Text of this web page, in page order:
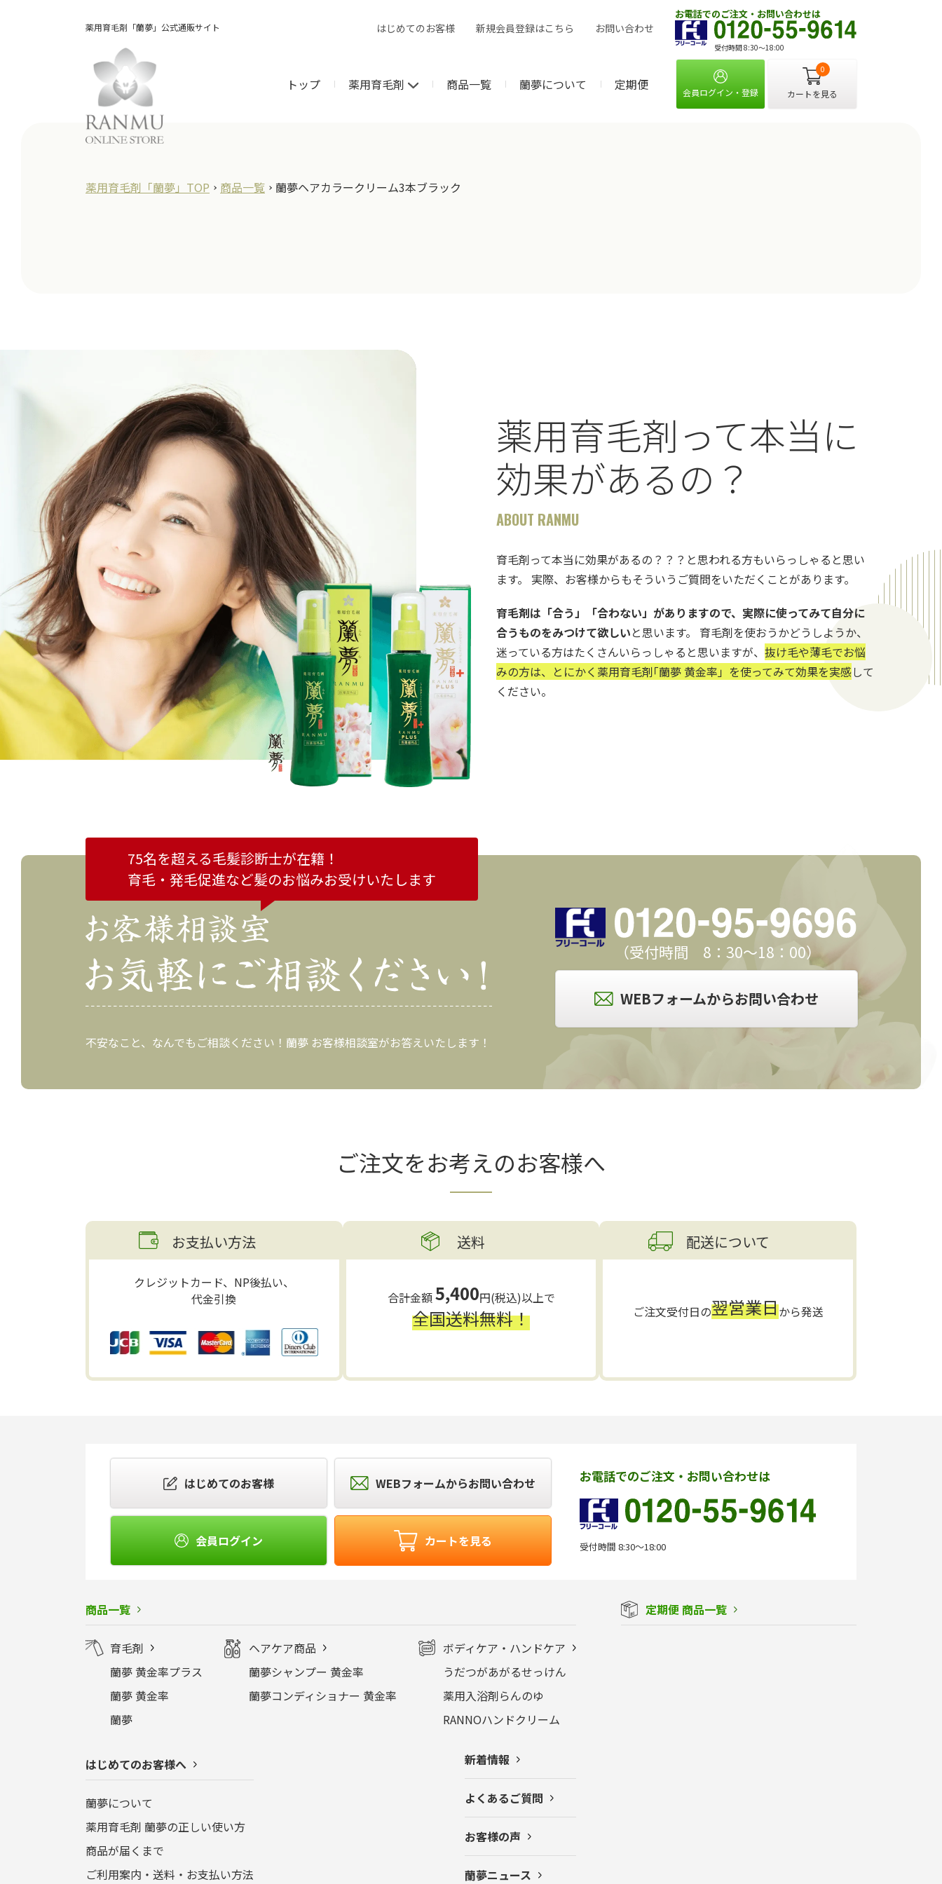
薬用育毛剤「蘭夢」公式通販サイト はじめてのお客様 新規会員登録はこちら お問い合わせ
お電話でのご注文・お問い合わせは
受付時間 8:30〜18:00
トップ 薬用育毛剤 商品一覧 蘭夢について 定期便 会員ログイン・登録
0
カートを見る
薬用育毛剤「蘭夢」TOP 商品一覧 蘭夢ヘアカラークリーム3本ブラック
薬用育毛剤って本当に
効果があるの？
ABOUT RANMU
育毛剤って本当に効果があるの？？？と思われる方もいらっしゃると思い
ます。 実際、お客様からもそういうご質問をいただくことがあります。
育毛剤は「合う」「合わない」がありますので、実際に使ってみて自分に
合うものをみつけて欲しいと思います。 育毛剤を使おうかどうしようか、
迷っている方はたくさんいらっしゃると思いますが、 抜け毛や薄毛でお悩
みの方は、とにかく薬用育毛剤｢蘭夢 黄金率」を使ってみて効果を実感して
ください。
75名を超える毛髪診断士が在籍！
育毛・発毛促進など髪のお悩みお受けいたします
不安なこと、なんでもご相談ください！蘭夢 お客様相談室がお答えいたします！
（受付時間 8：30～18：00）
WEBフォームからお問い合わせ
ご注文をお考えのお客様へ
お支払い方法
クレジットカード、NP後払い、
代金引換
送料
合計金額5,400円(税込)以上で
全国送料無料！
配送について
ご注文受付日の翌営業日から発送
はじめてのお客様 WEBフォームからお問い合わせ
会員ログイン カートを見る
お電話でのご注文・お問い合わせは
受付時間 8:30〜18:00
商品一覧
育毛剤
蘭夢 黄金率プラス
蘭夢 黄金率
蘭夢
ヘアケア商品
蘭夢シャンプー 黄金率
蘭夢コンディショナー 黄金率
ボディケア・ハンドケア
うだつがあがるせっけん
薬用入浴剤らんのゆ
RANNOハンドクリーム
はじめてのお客様へ
蘭夢について
薬用育毛剤 蘭夢の正しい使い方
商品が届くまで
ご利用案内・送料・お支払い方法
新着情報
よくあるご質問
お客様の声
蘭夢ニュース
定期便 商品一覧